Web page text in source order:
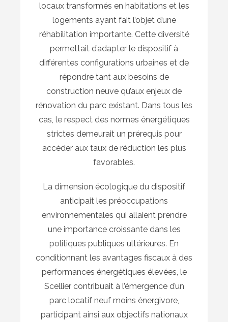
locaux transformés en habitations et les
logements ayant fait l’objet d’une
réhabilitation importante. Cette diversité
permettait d’adapter le dispositif à
différentes configurations urbaines et de
répondre tant aux besoins de
construction neuve qu’aux enjeux de
rénovation du parc existant. Dans tous les
cas, le respect des normes énergétiques
strictes demeurait un prérequis pour
accéder aux taux de réduction les plus
favorables.
La dimension écologique du dispositif
anticipait les préoccupations
environnementales qui allaient prendre
une importance croissante dans les
politiques publiques ultérieures. En
conditionnant les avantages fiscaux à des
performances énergétiques élevées, le
Scellier contribuait à l’émergence d’un
parc locatif neuf moins énergivore,
participant ainsi aux objectifs nationaux